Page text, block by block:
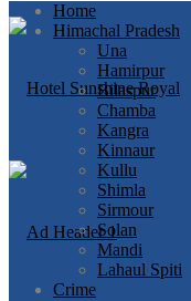
Home
Himachal Pradesh
Una
Hamirpur
Bilaspur
Chamba
Kangra
Kinnaur
Kullu
Shimla
Sirmour
Solan
Mandi
Lahaul Spiti
Crime